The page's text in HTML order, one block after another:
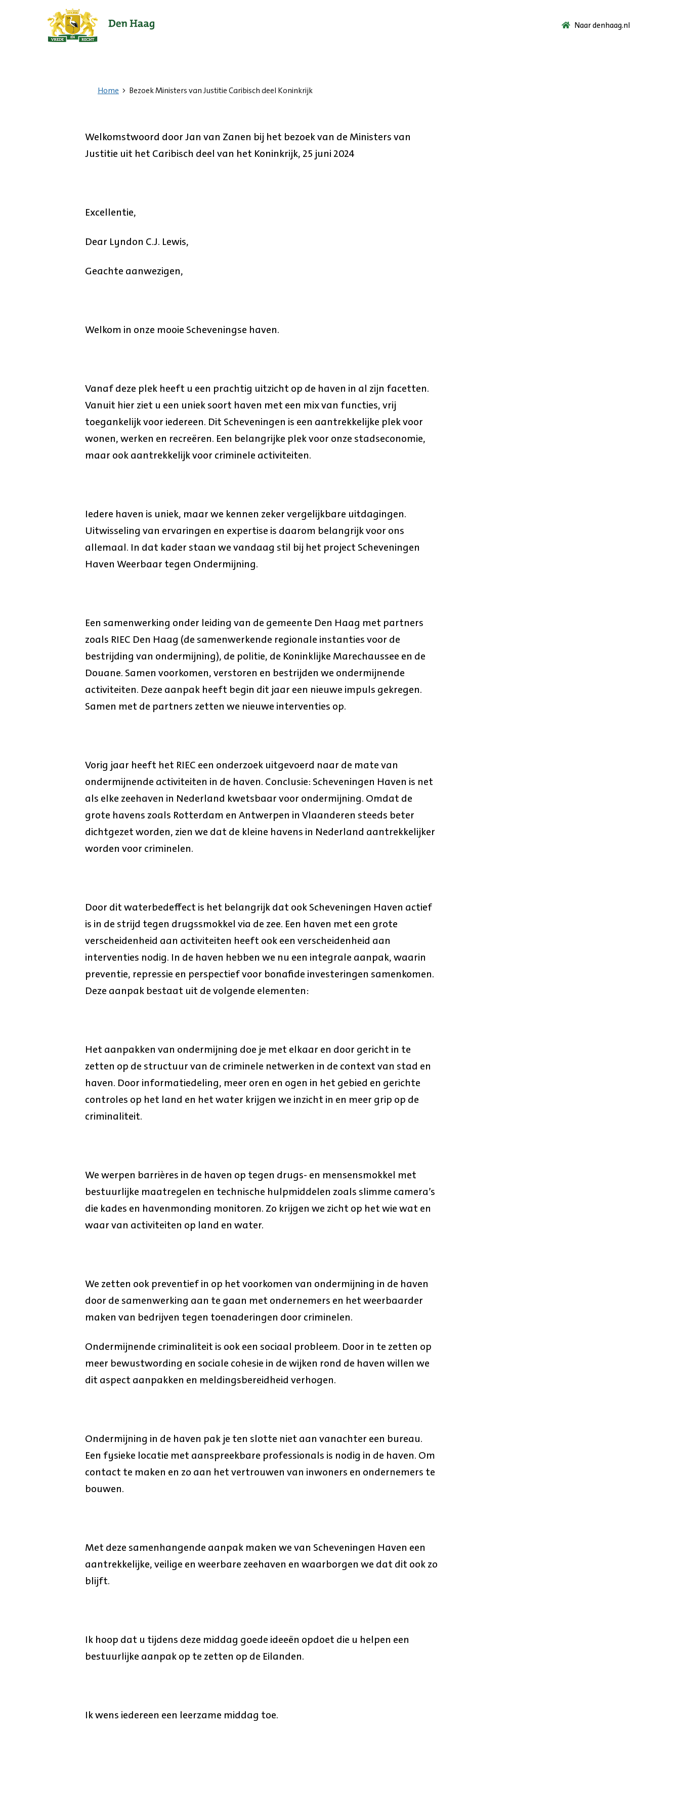
Ga
naar
Naar denhaag.nl
Home Bezoek Ministers van Justitie Caribisch deel Koninkrijk
Welkomstwoord door Jan van Zanen bij het bezoek van de Ministers van
Justitie uit het Caribisch deel van het Koninkrijk, 25 juni 2024
Excellentie,
Dear Lyndon C.J. Lewis,
Geachte aanwezigen,
Welkom in onze mooie Scheveningse haven.
Vanaf deze plek heeft u een prachtig uitzicht op de haven in al zijn facetten.
Vanuit hier ziet u een uniek soort haven met een mix van functies, vrij
toegankelijk voor iedereen. Dit Scheveningen is een aantrekkelijke plek voor
wonen, werken en recreëren. Een belangrijke plek voor onze stadseconomie,
maar ook aantrekkelijk voor criminele activiteiten.
Iedere haven is uniek, maar we kennen zeker vergelijkbare uitdagingen.
Uitwisseling van ervaringen en expertise is daarom belangrijk voor ons
allemaal. In dat kader staan we vandaag stil bij het project Scheveningen
Haven Weerbaar tegen Ondermijning.
Een samenwerking onder leiding van de gemeente Den Haag met partners
zoals RIEC Den Haag (de samenwerkende regionale instanties voor de
bestrijding van ondermijning), de politie, de Koninklijke Marechaussee en de
Douane. Samen voorkomen, verstoren en bestrijden we ondermijnende
activiteiten. Deze aanpak heeft begin dit jaar een nieuwe impuls gekregen.
Samen met de partners zetten we nieuwe interventies op.
Vorig jaar heeft het RIEC een onderzoek uitgevoerd naar de mate van
ondermijnende activiteiten in de haven. Conclusie: Scheveningen Haven is net
als elke zeehaven in Nederland kwetsbaar voor ondermijning. Omdat de
grote havens zoals Rotterdam en Antwerpen in Vlaanderen steeds beter
dichtgezet worden, zien we dat de kleine havens in Nederland aantrekkelijker
worden voor criminelen.
Door dit waterbedeffect is het belangrijk dat ook Scheveningen Haven actief
is in de strijd tegen drugssmokkel via de zee. Een haven met een grote
verscheidenheid aan activiteiten heeft ook een verscheidenheid aan
interventies nodig. In de haven hebben we nu een integrale aanpak, waarin
preventie, repressie en perspectief voor bonafide investeringen samenkomen.
Deze aanpak bestaat uit de volgende elementen:
Het aanpakken van ondermijning doe je met elkaar en door gericht in te
zetten op de structuur van de criminele netwerken in de context van stad en
haven. Door informatiedeling, meer oren en ogen in het gebied en gerichte
controles op het land en het water krijgen we inzicht in en meer grip op de
criminaliteit.
We werpen barrières in de haven op tegen drugs- en mensensmokkel met
bestuurlijke maatregelen en technische hulpmiddelen zoals slimme camera’s
die kades en havenmonding monitoren. Zo krijgen we zicht op het wie wat en
waar van activiteiten op land en water.
We zetten ook preventief in op het voorkomen van ondermijning in de haven
door de samenwerking aan te gaan met ondernemers en het weerbaarder
maken van bedrijven tegen toenaderingen door criminelen.
Ondermijnende criminaliteit is ook een sociaal probleem. Door in te zetten op
meer bewustwording en sociale cohesie in de wijken rond de haven willen we
dit aspect aanpakken en meldingsbereidheid verhogen.
Ondermijning in de haven pak je ten slotte niet aan vanachter een bureau.
Een fysieke locatie met aanspreekbare professionals is nodig in de haven. Om
contact te maken en zo aan het vertrouwen van inwoners en ondernemers te
bouwen.
Met deze samenhangende aanpak maken we van Scheveningen Haven een
aantrekkelijke, veilige en weerbare zeehaven en waarborgen we dat dit ook zo
blijft.
Ik hoop dat u tijdens deze middag goede ideeën opdoet die u helpen een
bestuurlijke aanpak op te zetten op de Eilanden.
Ik wens iedereen een leerzame middag toe.